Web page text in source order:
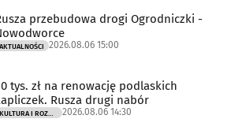
przebudowa drogi Ogrodniczki -
AKTUALNOŚCI 2026.08.06 15:00
tys. zł na renowację podlaskich
Rusza drugi nabór
KULTURA I ROZRYWKA 2026.08.06 14:30